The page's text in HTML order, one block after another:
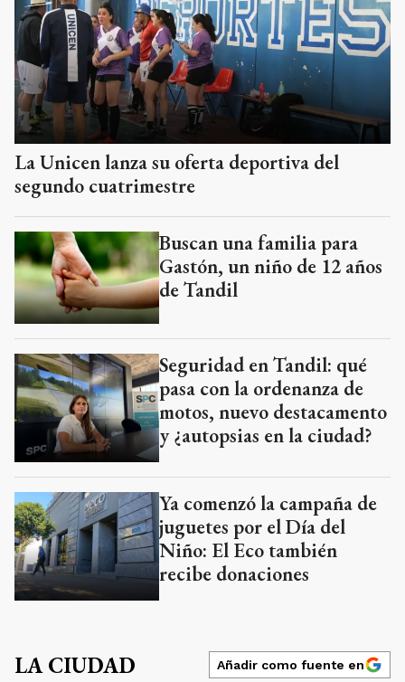
La Unicen lanza su oferta deportiva del
segundo cuatrimestre
Buscan una familia para
Gastón, un niño de 12 años
de Tandil
Seguridad en Tandil: qué
pasa con la ordenanza de
motos, nuevo destacamento
y ¿autopsias en la ciudad?
Ya comenzó la campaña de
juguetes por el Día del
Niño: El Eco también
recibe donaciones
LA CIUDAD Añadir como fuente en